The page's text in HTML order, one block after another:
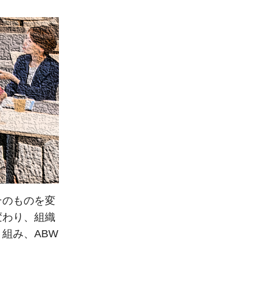
ものを変
り、組織
み、ABW